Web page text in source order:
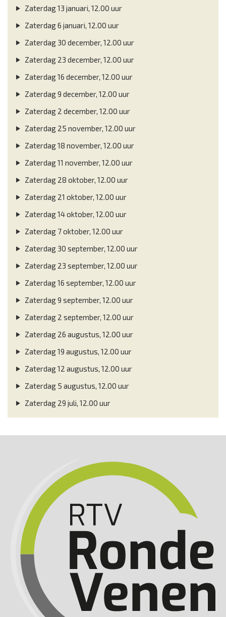
Zaterdag 13 januari, 12.00 uur
Zaterdag 6 januari, 12.00 uur
Zaterdag 30 december, 12.00 uur
Zaterdag 23 december, 12.00 uur
Zaterdag 16 december, 12.00 uur
Zaterdag 9 december, 12.00 uur
Zaterdag 2 december, 12.00 uur
Zaterdag 25 november, 12.00 uur
Zaterdag 18 november, 12.00 uur
Zaterdag 11 november, 12.00 uur
Zaterdag 28 oktober, 12.00 uur
Zaterdag 21 oktober, 12.00 uur
Zaterdag 14 oktober, 12.00 uur
Zaterdag 7 oktober, 12.00 uur
Zaterdag 30 september, 12.00 uur
Zaterdag 23 september, 12.00 uur
Zaterdag 16 september, 12.00 uur
Zaterdag 9 september, 12.00 uur
Zaterdag 2 september, 12.00 uur
Zaterdag 26 augustus, 12.00 uur
Zaterdag 19 augustus, 12.00 uur
Zaterdag 12 augustus, 12.00 uur
Zaterdag 5 augustus, 12.00 uur
Zaterdag 29 juli, 12.00 uur